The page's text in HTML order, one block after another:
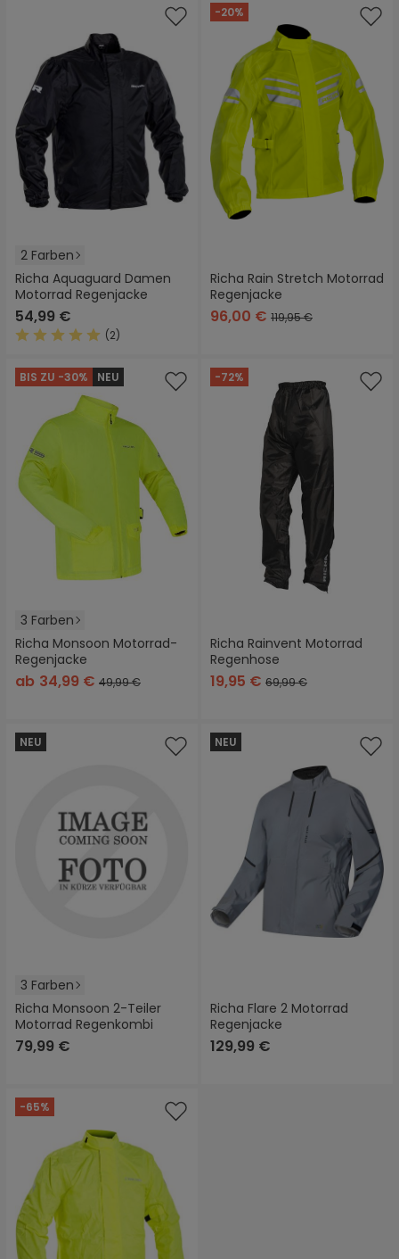
2 Farben
Richa Aquaguard Damen
Motorrad Regenjacke
54,99 €
(2)
-20%
Richa Rain Stretch Motorrad
Regenjacke
96,00 € 119,95 €
BIS ZU -30% NEU
3 Farben
Richa Monsoon Motorrad-
Regenjacke
ab 34,99 € 49,99 €
-72%
Richa Rainvent Motorrad
Regenhose
19,95 € 69,99 €
NEU
3 Farben
Richa Monsoon 2-Teiler
Motorrad Regenkombi
79,99 €
NEU
Richa Flare 2 Motorrad
Regenjacke
129,99 €
-65%